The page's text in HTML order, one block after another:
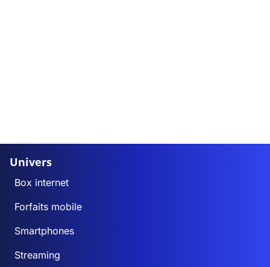
Univers
Box internet
Forfaits mobile
Smartphones
Streaming